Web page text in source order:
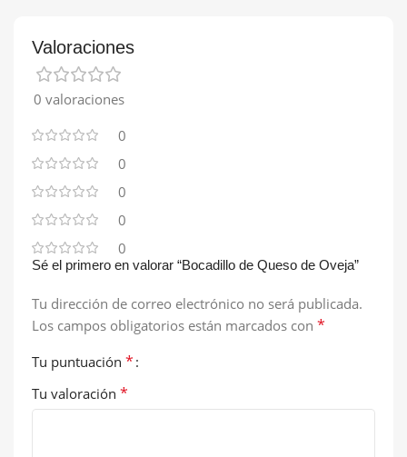
Valoraciones
0 valoraciones
0
0
0
0
0
Sé el primero en valorar “Bocadillo de Queso de Oveja”
Tu dirección de correo electrónico no será publicada.
Los campos obligatorios están marcados con *
Tu puntuación *
Tu valoración *